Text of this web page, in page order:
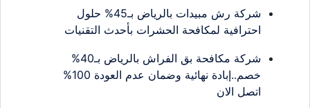
شركة رش مبيدات بالرياض بـ45% حلول
احترافية لمكافحة الحشرات بأحدث التقنيات
شركة مكافحة بق الفراش بالرياض بـ40%
خصم..إبادة نهائية وضمان عدم العودة 100%
اتصل الان